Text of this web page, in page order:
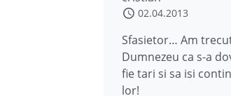
02.04.2013
Sfasietor… Am
Dumnezeu ca s-a
fie tari si sa isi
lor!